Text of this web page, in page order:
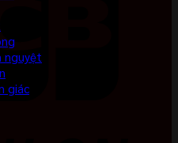
nguyệt
giác